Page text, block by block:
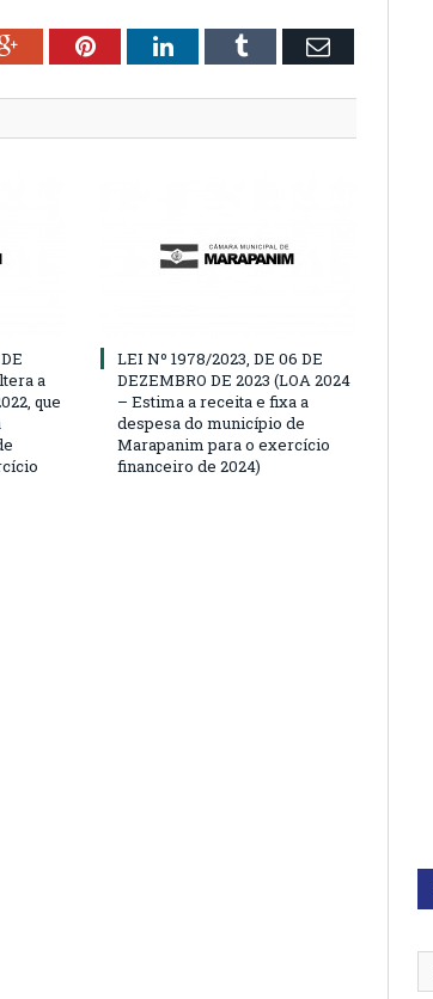
Google+PinterestLinkedInTumblr Email
a
que
LEI Nº 1978/2023, DE 06 DE
DEZEMBRO DE 2023 (LOA 2024
– Estima a receita e fixa a
despesa do município de
Marapanim para o exercício
financeiro de 2024)